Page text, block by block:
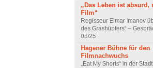
„Das Leben ist absurd,
Film“
Regisseur Elmar Imanov
des Grashüpfers“ –
08/25
Hagener Bühne für den
Filmnachwuchs
„Eat My Shorts“ in der